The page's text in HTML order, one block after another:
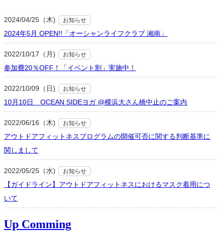
2024/04/25（木) お知らせ
2024年5月 OPEN!!「オーシャンライフクラブ 湘南」
2022/10/17（月) お知らせ
参加費20％OFF！「イベント割」実施中！
2022/10/09（日) お知らせ
10月10日 OCEAN SIDEヨガ @横浜大さん橋中止のご案内
2022/06/16（木) お知らせ
アウトドアフィットネスプログラムの開催可否に関する判断基準に
関しまして
2022/05/25（水) お知らせ
【ガイドライン】アウトドアフィットネスにおけるマスク着用につ
いて
Up Comming